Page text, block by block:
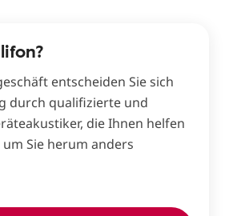
entscheiden Sie sich
durch qualifizierte und
die Ihnen helfen
Sie herum anders